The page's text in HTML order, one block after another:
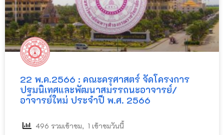
22 พ.ค.2566 : คณะครุศาสตร์ จัดโครงการ
ปฐมนิเทศและพัฒนาสมรรถนะอาจารย์/
อาจารย์ใหม่ ประจําปี พ.ศ. 2566
496 รวมเข้าชม, 1 เข้าชมวันนี้